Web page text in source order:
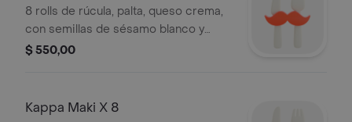
8 rolls de rúcula, palta, queso crema,
con semillas de sésamo blanco y
negro, salsa de soja, wasabi, jengibre,
$ 550,00
Kappa Maki X 8